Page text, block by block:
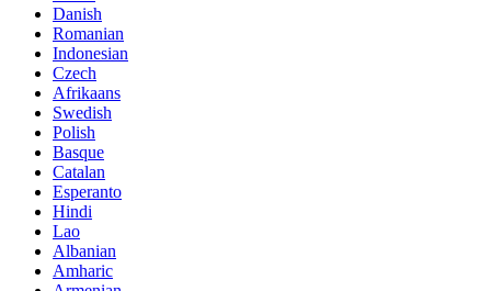
Danish
Romanian
Indonesian
Czech
Afrikaans
Swedish
Polish
Basque
Catalan
Esperanto
Hindi
Lao
Albanian
Amharic